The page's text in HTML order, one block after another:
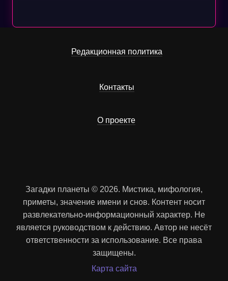
Редакционная политика
Контакты
О проекте
Загадки планеты © 2026. Мистика, мифология,
приметы, значение имени и снов. Контент носит
развлекательно-информационный характер. Не
является руководством к действию. Автор не несёт
ответственности за использование. Все права
защищены.
Карта сайта